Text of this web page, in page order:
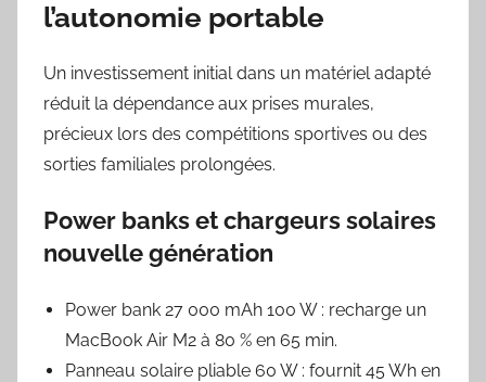
l’autonomie portable
Un investissement initial dans un matériel adapté
réduit la dépendance aux prises murales,
précieux lors des compétitions sportives ou des
sorties familiales prolongées.
Power banks et chargeurs solaires
nouvelle génération
Power bank 27 000 mAh 100 W : recharge un
MacBook Air M2 à 80 % en 65 min.
Panneau solaire pliable 60 W : fournit 45 Wh en